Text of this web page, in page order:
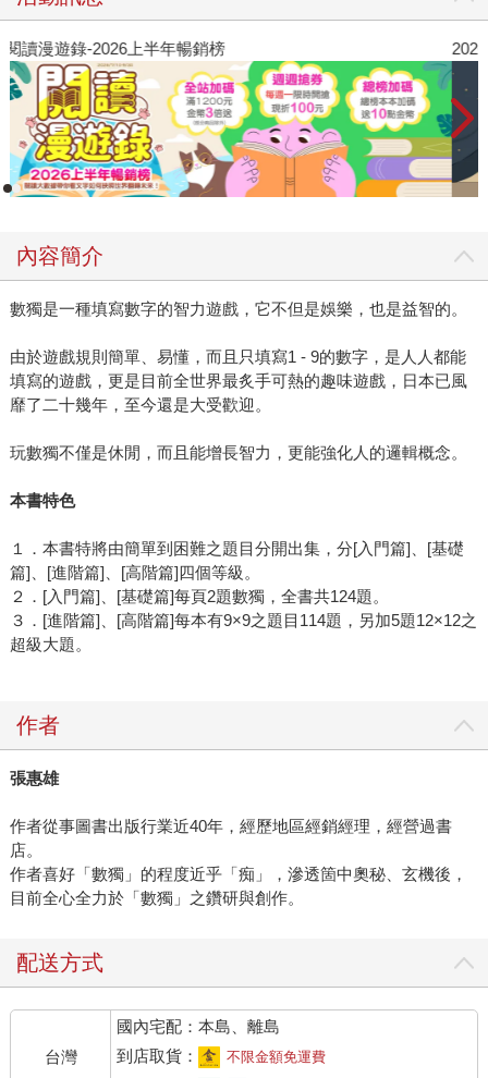
閱讀漫遊錄-2026上半年暢銷榜
內容簡介
數獨是一種填寫數字的智力遊戲，它不但是娛樂，也是益智的。
由於遊戲規則簡單、易懂，而且只填寫1 - 9的數字，是人人都能
填寫的遊戲，更是目前全世界最炙手可熱的趣味遊戲，日本已風
靡了二十幾年，至今還是大受歡迎。
玩數獨不僅是休閒，而且能增長智力，更能強化人的邏輯概念。
本書特色
１．本書特將由簡單到困難之題目分開出集，分[入門篇]、[基礎
篇]、[進階篇]、[高階篇]四個等級。
２．[入門篇]、[基礎篇]每頁2題數獨，全書共124題。
３．[進階篇]、[高階篇]每本有9×9之題目114題，另加5題12×12之
超級大題。
作者
張惠雄
作者從事圖書出版行業近40年，經歷地區經銷經理，經營過書
店。
作者喜好「數獨」的程度近乎「痴」，滲透箇中奧秘、玄機後，
目前全心全力於「數獨」之鑽研與創作。
配送方式
台灣
國內宅配：本島、離島
到店取貨：
不限金額免運費